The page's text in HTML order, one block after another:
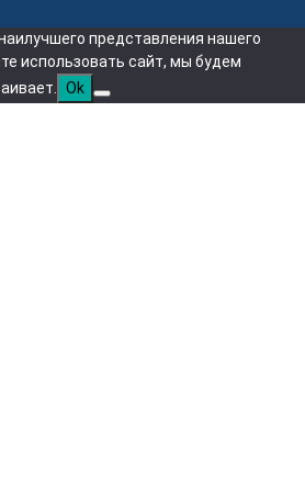
представления нашего
использовать сайт, мы будем
Ok